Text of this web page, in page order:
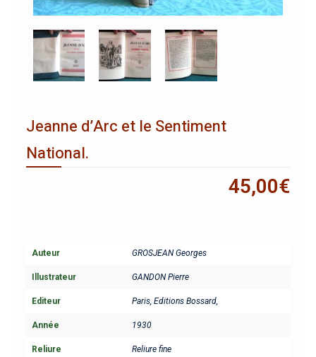
Jeanne d’Arc et le Sentiment
National.
45,00€
Auteur GROSJEAN Georges
Illustrateur GANDON Pierre
Editeur Paris, Editions Bossard,
Année 1930
Reliure Reliure fine